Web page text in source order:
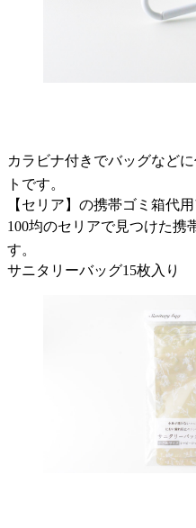
カラビナ付きでバッグなど
トです。
【セリア】の携帯ゴミ箱代
100均のセリアで見つけた携
す。
サニタリーバッグ15枚入り